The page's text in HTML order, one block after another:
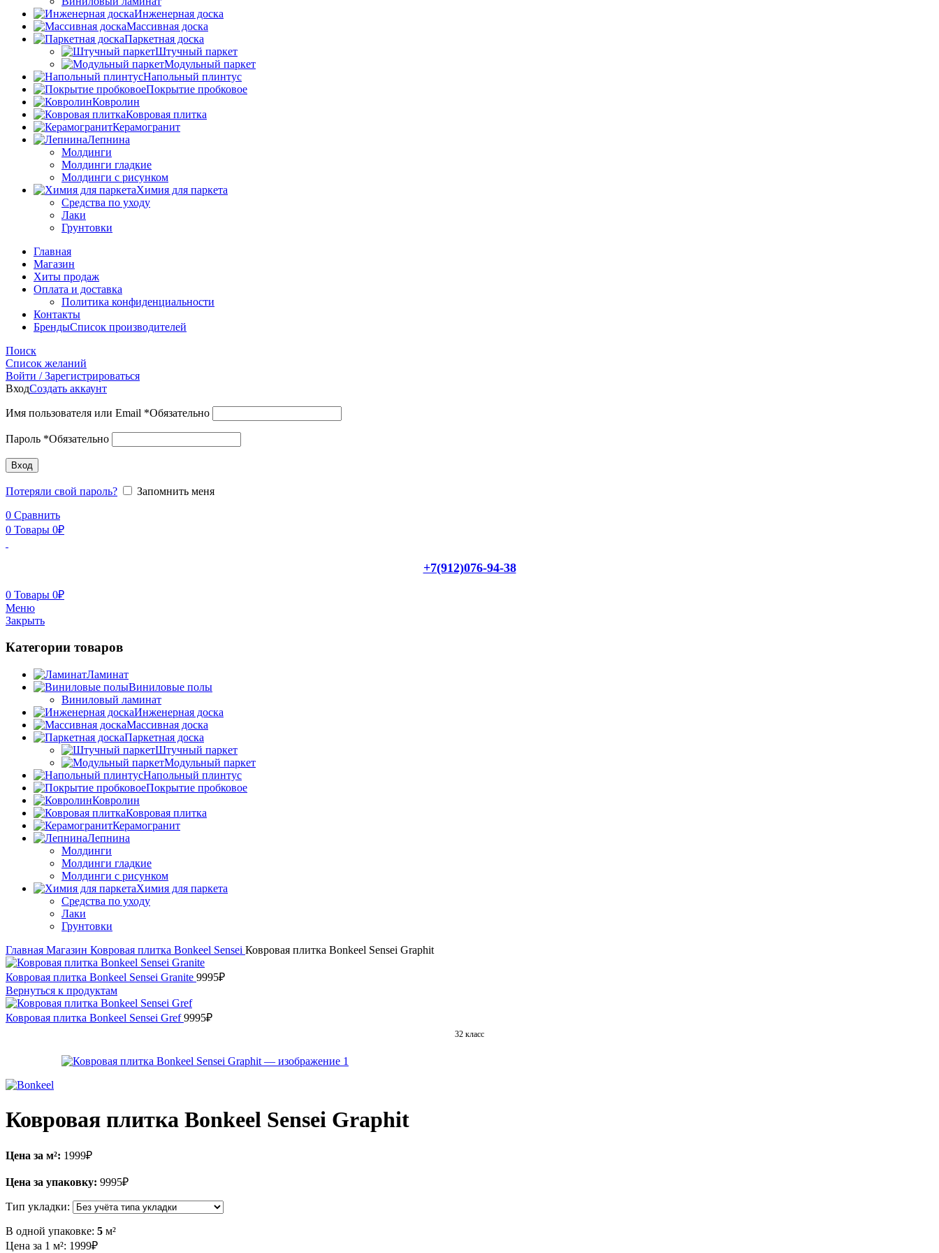
Инженерная доска
Массивная доска
Паркетная доска
Штучный паркет
Модульный паркет
Напольный плинтус
Покрытие пробковое
Ковролин
Ковровая плитка
Керамогранит
Лепнина
Молдинги
Молдинги гладкие
Молдинги с рисунком
Химия для паркета
Средства по уходу
Лаки
Грунтовки
Главная
Магазин
Хиты продаж
Оплата и доставка
Политика конфиденциальности
Контакты
БрендыСписок производителей
Поиск
Список желаний
Войти / Зарегистрироваться
ВходСоздать аккаунт
Имя пользователя или Email *Обязательно
Пароль *Обязательно
Вход
Потеряли свой пароль?
Запомнить меня
0 Сравнить
0 Товары 0₽
+7(912)076-94-38
0 Товары 0₽
Меню
Закрыть
Категории товаров
Ламинат
Виниловые полы
Виниловый ламинат
Инженерная доска
Массивная доска
Паркетная доска
Штучный паркет
Модульный паркет
Напольный плинтус
Покрытие пробковое
Ковролин
Ковровая плитка
Керамогранит
Лепнина
Молдинги
Молдинги гладкие
Молдинги с рисунком
Химия для паркета
Средства по уходу
Лаки
Грунтовки
Главная Магазин Ковровая плитка Bonkeel Sensei Ковровая плитка Bonkeel Sensei Graphit
Ковровая плитка Bonkeel Sensei Granite 9995₽
Вернуться к продуктам
Ковровая плитка Bonkeel Sensei Gref9995₽
32 класс
Ковровая плитка Bonkeel Sensei Graphit
Цена за м²: 1999₽
Цена за упаковку: 9995₽
Тип укладки:
В одной упаковке: 5 м²
Цена за 1 м²: 1999₽